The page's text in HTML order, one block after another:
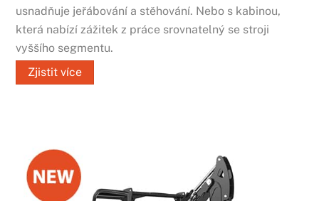
usnadňuje jeřábování a stěhování. Nebo s kabinou,
která nabízí zážitek z práce srovnatelný se stroji
vyššího segmentu.
Zjistit více